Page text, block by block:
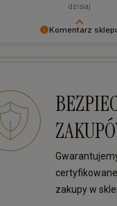
Komentarz
komentarz! Twój
zobaczenia przy kolejnych
zakupach!
dzisiaj
zakupy w